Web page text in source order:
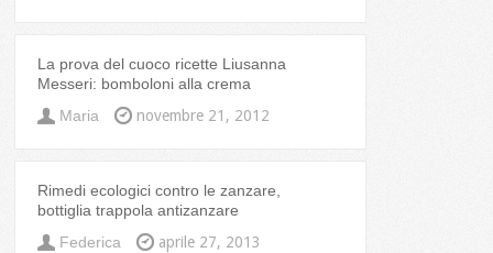
La prova del cuoco ricette Liusanna
Messeri: bomboloni alla crema
Maria
novembre 21, 2012
Rimedi ecologici contro le zanzare,
bottiglia trappola antizanzare
Federica
aprile 27, 2013